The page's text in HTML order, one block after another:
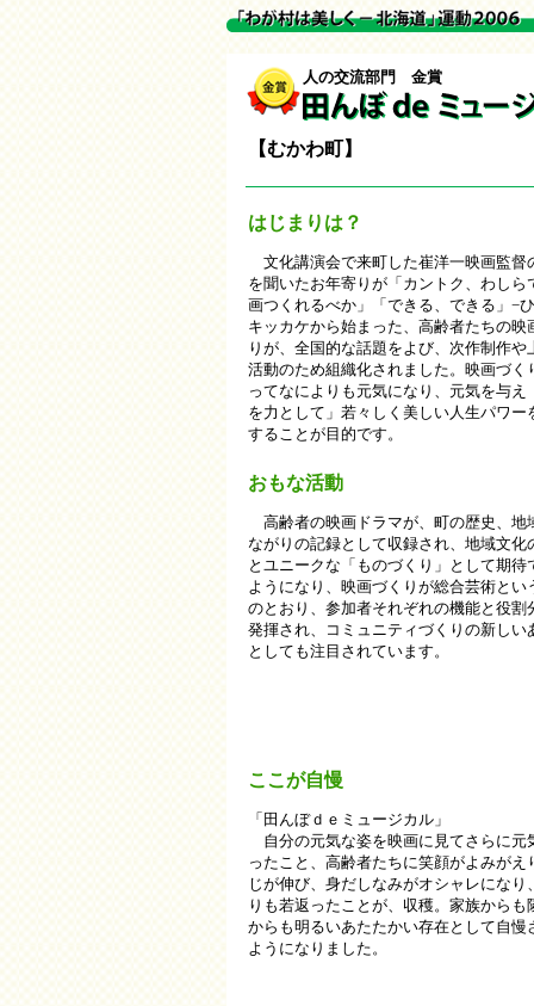
人の交流部門 金賞
【むかわ町】
はじまりは？
文化講演会で来町した崔洋一映画監督
を聞いたお年寄りが「カントク、わしら
画つくれるべか」「できる、できる」−
キッカケから始まった、高齢者たちの映
りが、全国的な話題をよび、次作制作や
活動のため組織化されました。映画づく
ってなによりも元気になり、元気を与え
を力として」若々しく美しい人生パワー
することが目的です。
おもな活動
高齢者の映画ドラマが、町の歴史、地
ながりの記録として収録され、地域文化
とユニークな「ものづくり」として期待
ようになり、映画づくりが総合芸術とい
のとおり、参加者それぞれの機能と役割
発揮され、コミュニティづくりの新しい
としても注目されています。
ここが自慢
「田んぼｄｅミュージカル」
自分の元気な姿を映画に見てさらに元
ったこと、高齢者たちに笑顔がよみがえ
じが伸び、身だしなみがオシャレになり
りも若返ったことが、収穫。家族からも
からも明るいあたたかい存在として自慢
ようになりました。